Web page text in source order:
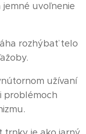
jemné uvoľnenie
rozhýbať telo
užívaní
problémoch